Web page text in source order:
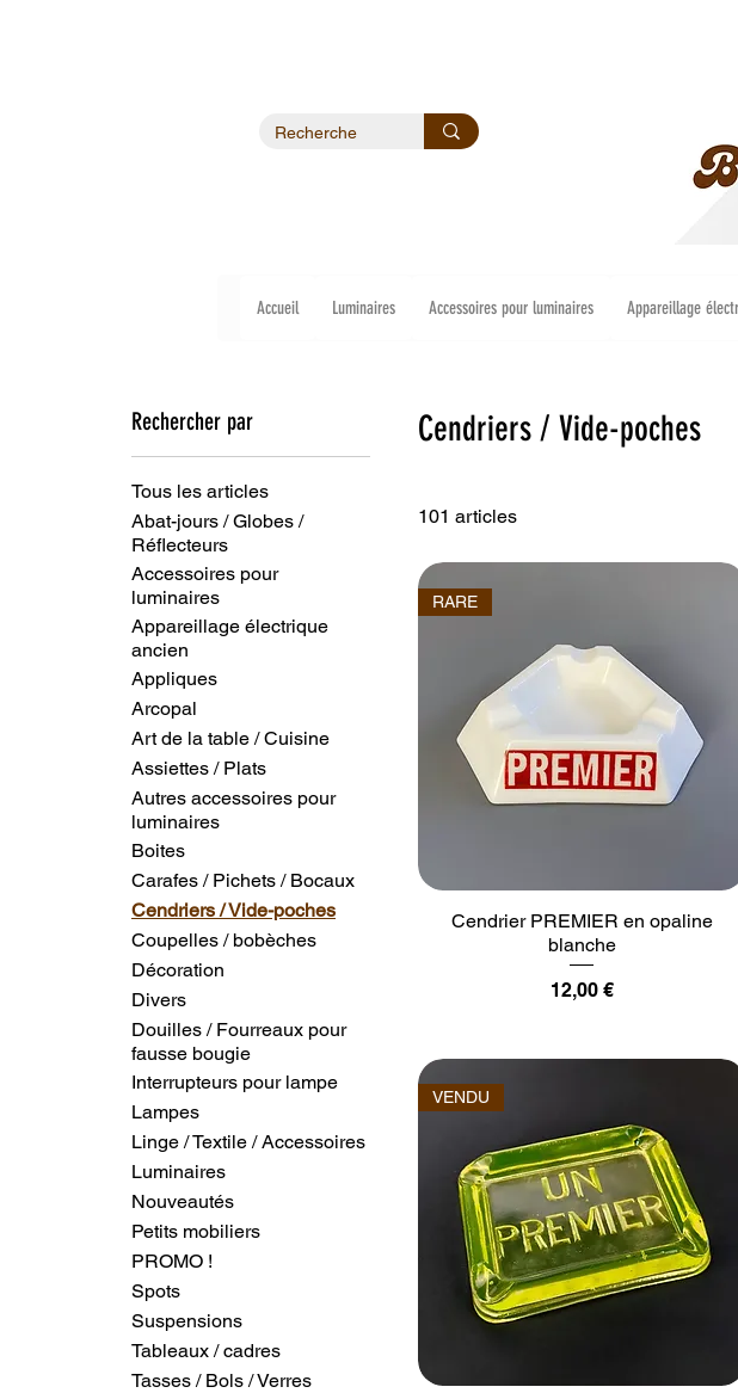
Accueil Luminaires Accessoires pour luminaires Appareillage
Rechercher par
Tous les articles
Abat-jours / Globes /
Réflecteurs
Accessoires pour
luminaires
Appareillage électrique
ancien
Appliques
Arcopal
Art de la table / Cuisine
Assiettes / Plats
Autres accessoires pour
luminaires
Boites
Carafes / Pichets / Bocaux
Cendriers / Vide-poches
Coupelles / bobèches
Décoration
Divers
Douilles / Fourreaux pour
fausse bougie
Interrupteurs pour lampe
Lampes
Linge / Textile / Accessoires
Luminaires
Nouveautés
Petits mobiliers
PROMO !
Spots
Suspensions
Tableaux / cadres
Tasses / Bols / Verres
Cendriers / Vide-poches
101 articles
RARE
Cendrier PREMIER en opaline
blanche
Prix
12,00 €
VENDU